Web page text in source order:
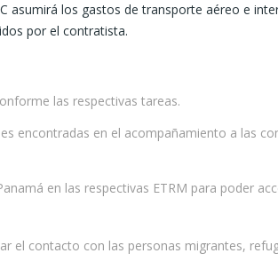
los gastos de transporte aéreo e
por el contratista.
las respectivas tareas.
encontradas en el acompañamiento a las
en las respectivas ETRM para poder
el contacto con las personas migrantes,